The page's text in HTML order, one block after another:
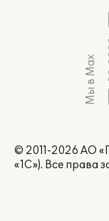
Мы в Max
© 2011-2026 АО
«1С»). Все права